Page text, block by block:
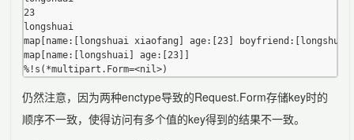
23
longshuai
map[name:[longshuai xiaofang] age:[23]
map[name:[longshuai] age:[23]]
仍然注意，因为两种enctype导致的Request.Form存储key时的
顺序不一致，使得访问有多个值的key得到的结果不一致。